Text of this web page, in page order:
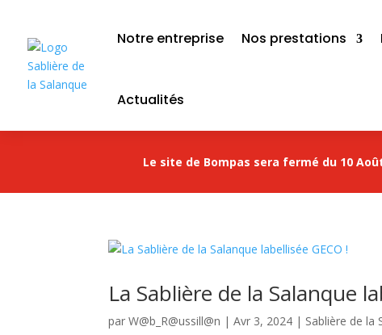
Notre entreprise Nos prestations
Actualités
Le site de Bompas sera fermé du 10
La Sablière de la Salanque
parW@b_R@ussill@n |Avr 3, 2024 | Sablière de la